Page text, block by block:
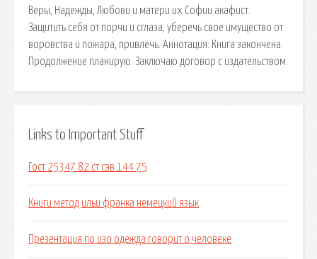
Веры, Надежды, Любови и матери их Софии акафист.
Защитить себя от порчи и сглаза, уберечь свое имущество от
воровства и пожара, привлечь. Аннотация: Книга закончена.
Продолжение планирую. Заключаю договор с издательством.
Links to Important Stuff
Гост 25347 82 ст сэв 144 75
Книги метод ильи франка немецкий язык
Презентация по изо одежда говорит о человеке